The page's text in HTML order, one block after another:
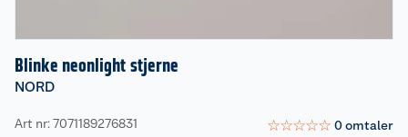
Blinke neonlight stjerne
NORD
Art nr: 7071189276831 ☆☆☆☆☆ 0omtaler